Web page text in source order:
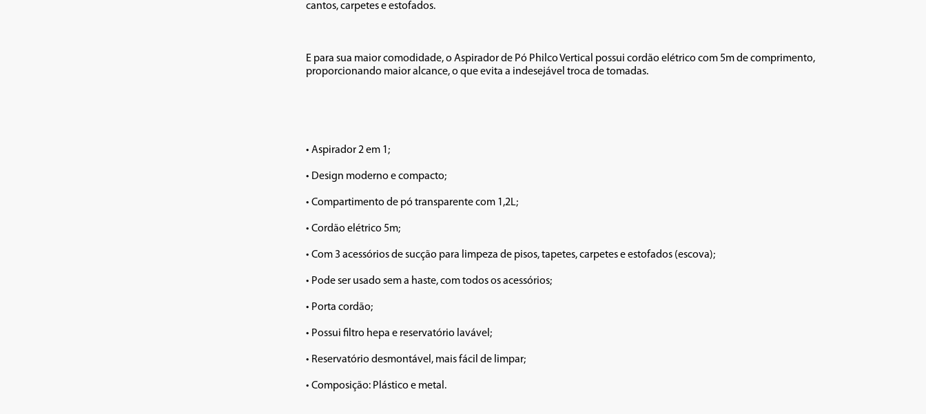
cantos, carpetes e estofados.
E para sua maior comodidade, o Aspirador de Pó Philco Vertical possui cordão elétrico com 5m de comprimento,
proporcionando maior alcance, o que evita a indesejável troca de tomadas.
• Aspirador 2 em 1;
• Design moderno e compacto;
• Compartimento de pó transparente com 1,2L;
• Cordão elétrico 5m;
• Com 3 acessórios de sucção para limpeza de pisos, tapetes, carpetes e estofados (escova);
• Pode ser usado sem a haste, com todos os acessórios;
• Porta cordão;
• Possui filtro hepa e reservatório lavável;
• Reservatório desmontável, mais fácil de limpar;
• Composição: Plástico e metal.